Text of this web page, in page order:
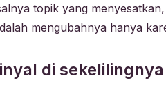
topik yang
mengubahnya hanya
di